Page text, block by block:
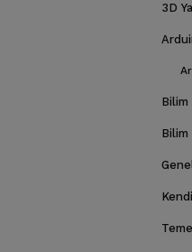
3D
Bilim
Bilim